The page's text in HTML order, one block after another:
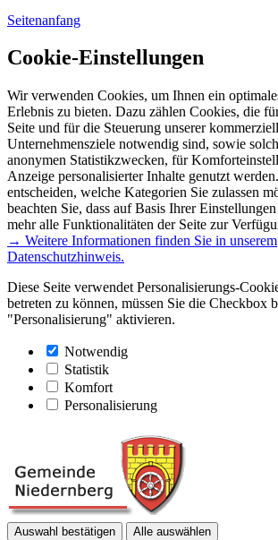
Seitenanfang
Cookie-Einstellungen
Wir verwenden Cookies, um Ihnen ein
Erlebnis zu bieten. Dazu zählen Cookies, die
Seite und für die Steuerung unserer
Unternehmensziele notwendig sind, sowie
anonymen Statistikzwecken, für
Anzeige personalisierter Inhalte genutzt
entscheiden, welche Kategorien Sie zulassen
beachten Sie, dass auf Basis Ihrer
mehr alle Funktionalitäten der Seite zur
→ Weitere Informationen finden Sie in unserem
Datenschutzhinweis.
Diese Seite verwendet Personalisierungs-
betreten zu können, müssen Sie die Checkbox
"Personalisierung" aktivieren.
Notwendig
Statistik
Komfort
Personalisierung
Auswahl bestätigen Alle auswählen